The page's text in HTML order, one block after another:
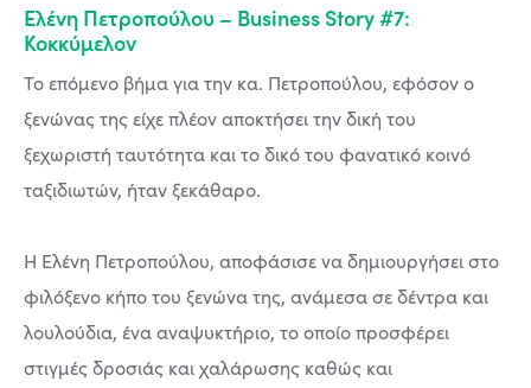
Ελένη Πετροπούλου – Business Story #7:
Κοκκύμελον
Το επόμενο βήμα για την κα. Πετροπούλου, εφόσον ο
ξενώνας της είχε πλέον αποκτήσει την δική του
ξεχωριστή ταυτότητα και το δικό του φανατικό κοινό
ταξιδιωτών, ήταν ξεκάθαρο.
Η Ελένη Πετροπούλου, αποφάσισε να δημιουργήσει στο
φιλόξενο κήπο του ξενώνα της, ανάμεσα σε δέντρα και
λουλούδια, ένα αναψυκτήριο, το οποίο προσφέρει
στιγμές δροσιάς και χαλάρωσης καθώς και